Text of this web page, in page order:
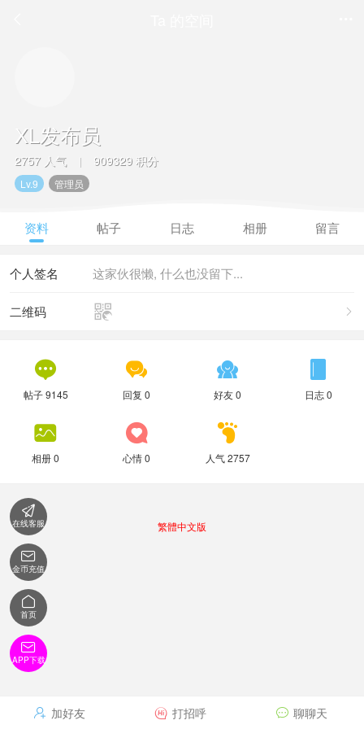
XL发布员
2757 人气 | 909329 积分
Lv.9 管理员
资料 帖子 日志 相册 留言
这家伙很懒, 什么也没留下...
个人签名


二维码

帖子 9145

回复 0

好友 0

日志 0

相册 0

心情 0

人气 2757
 加好友  打招呼  聊聊天
繁體中文版

在线客服

金币充值

首页

APP下载